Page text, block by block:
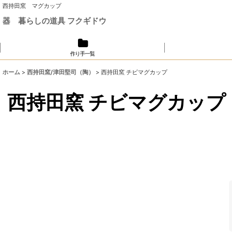
西持田窯 マグカップ
器 暮らしの道具 フクギドウ
作り手一覧
ホーム > 西持田窯/津田堅司（陶） > 西持田窯 チビマグカップ
西持田窯 チビマグカップ